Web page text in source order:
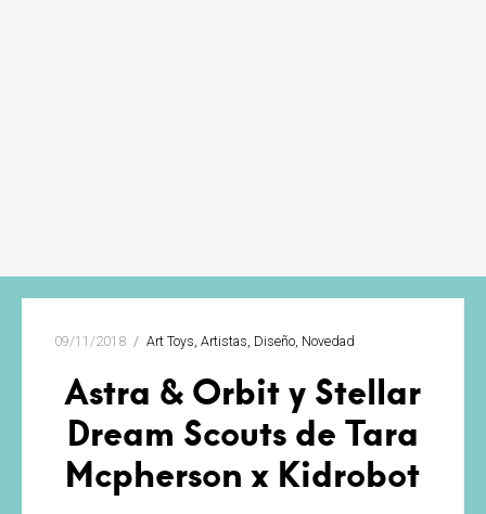
09/11/2018 Art Toys Artistas Diseño Novedad
Astra & Orbit y Stellar
Dream Scouts de Tara
Mcpherson x Kidrobot